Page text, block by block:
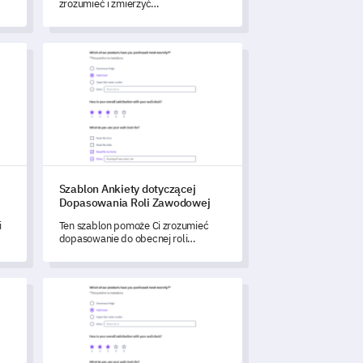
zrozumieć i zmierzyć
pourazowego (PTSD) w Twojej
Szablon Ankiety dotyczącej Dopasowania Roli
Szablon Ankiety dotyczącej
Dopasowania Roli Zawodowej
Ten szablon pomoże Ci zrozumieć
dopasowanie do obecnej roli
umiejętności zawodowe.
Szablon ankiety pacjenta